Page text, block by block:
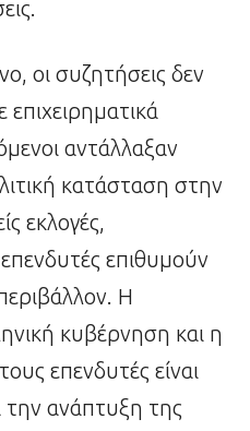
οι συζητήσεις δεν
αντάλλαξαν
κατάσταση στην
εκλογές,
επιθυμούν
Η
κυβέρνηση και η
επενδυτές είναι
την ανάπτυξη της